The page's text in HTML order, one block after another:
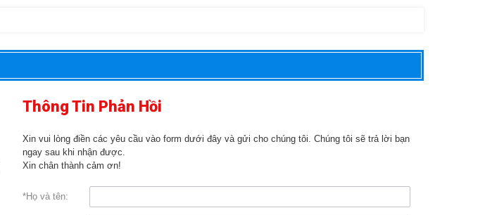
Thông Tin Phản Hồi
Xin vui lòng điền các yêu cầu vào form dưới đây và gửi cho chúng tôi. Chúng tôi sẽ trả lời bạn
ngay sau khi nhận được.
Xin chân thành cảm ơn!
*Họ và tên: